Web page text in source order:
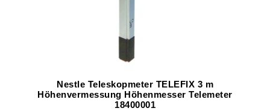
Nestle Teleskopmeter TELEFIX 3 m
Höhenvermessung Höhenmesser Telemeter
18400001